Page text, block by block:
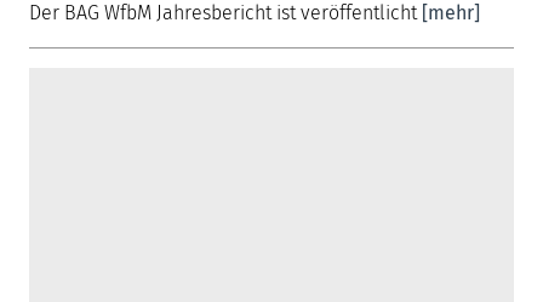
Der BAG WfbM Jahresbericht ist veröffentlicht [mehr]